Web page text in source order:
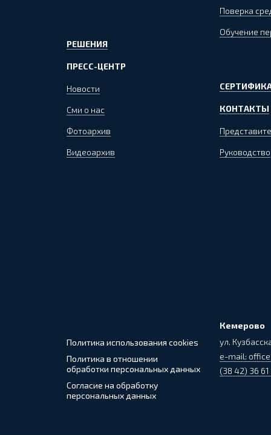
РЕШЕНИЯ
ПРЕСС-ЦЕНТР
Новости
Сми о нас
Фотоархив
Видеоархив
Поверка
Обучение
КОНТАКТЫ
Руководство
Политика использования cookies
Политика в отношении
обработки персональных данных
Согласие на обработку
персональных данных
Кемерово
ул.
e-mail:
(38 42) 36